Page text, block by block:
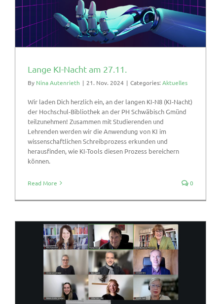
Lange KI-Nacht am 27.11.
By Nina Autenrieth | 21. Nov. 2024 | Categories: Aktuelles
Wir laden Dich herzlich ein, an der langen KI-N8 (KI-Nacht)
der Hochschul-Bibliothek an der PH Schwäbisch Gmünd
teilzunehmen! Zusammen mit Studierenden und
Lehrenden werden wir die Anwendung von KI im
wissenschaftlichen Schreibprozess erkunden und
herausfinden, wie KI-Tools diesen Prozess bereichern
können.
Read More 0